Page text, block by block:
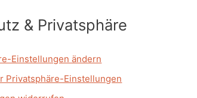
& Privatsphäre
Einstellungen ändern
Privatsphäre-Einstellungen